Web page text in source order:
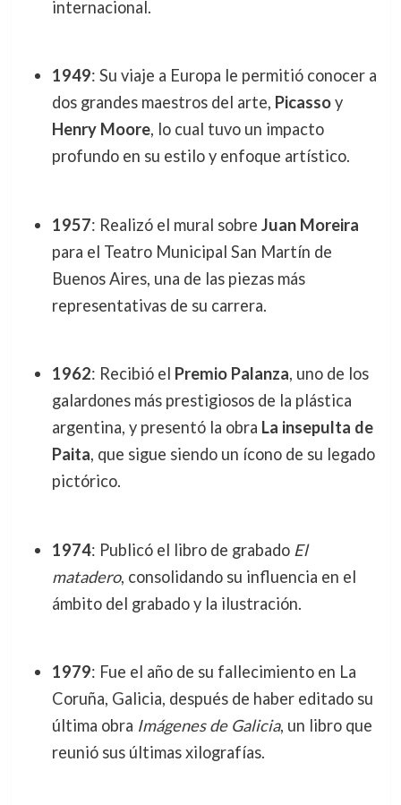
internacional.
1949: Su viaje a Europa le permitió conocer a
dos grandes maestros del arte, Picassoy
Henry Moore, lo cual tuvo un impacto
profundo en su estilo y enfoque artístico.
1957: Realizó el mural sobre Juan Moreira
para el Teatro Municipal San Martín de
Buenos Aires, una de las piezas más
representativas de su carrera.
1962: Recibió el Premio Palanza, uno de los
galardones más prestigiosos de la plástica
argentina, y presentó la obra La insepulta de
Paita, que sigue siendo un ícono de su legado
pictórico.
1974: Publicó el libro de grabado El
matadero, consolidando su influencia en el
ámbito del grabado y la ilustración.
1979: Fue el año de su fallecimiento en La
Coruña, Galicia, después de haber editado su
última obra Imágenes de Galicia, un libro que
reunió sus últimas xilografías.